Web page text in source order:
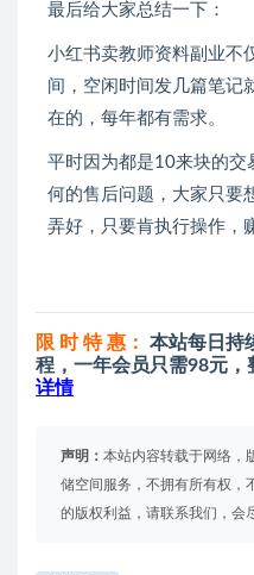
最后给大家总结一下：
小红书卖教师资料副业不
间，空闲时间发几篇笔记
在的，每年都有需求。
平时因为都是10来块的交
何的售后问题，大家只要
弄好，只要肯执行操作，
限 时 特 惠：
本站每日持
程，一年会员只需98元，
详情
声明： 本站内容转载于网络，
储空间服务，不拥有所有权，
的版权利益，请联系我们，会